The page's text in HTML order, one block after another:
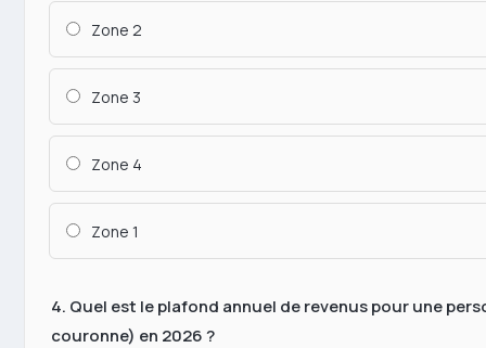
Zone 2
Zone 3
Zone 4
Zone 1
4. Quel est le plafond annuel de revenus pour une
couronne) en 2026 ?